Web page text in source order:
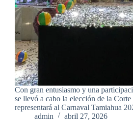
Con gran entusiasmo y una
se llevó a cabo la elección de la Corte
representará al Carnaval Tamiahua
admin
abril 27, 2026